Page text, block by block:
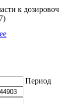
к
Период